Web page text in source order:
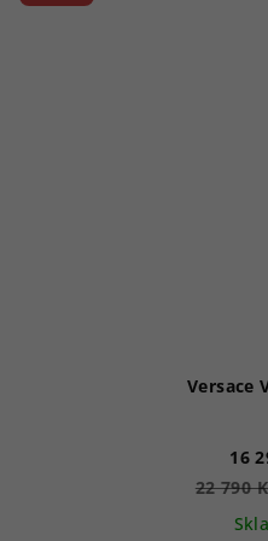
Versace
16
22 790